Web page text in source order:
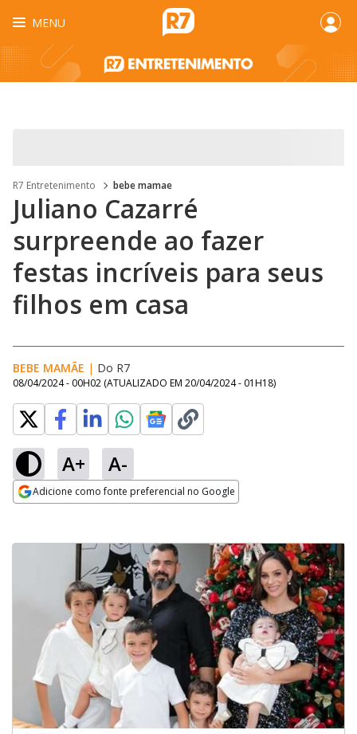
MENU
R7 Entretenimento bebe mamae
Juliano Cazarré
surpreende ao fazer
festas incríveis para seus
filhos em casa
BEBE MAMÃE | Do R7
08/04/2024 - 00H02 (ATUALIZADO EM 20/04/2024 - 01H18)
A+ A-
Adicione como fonte preferencial no Google